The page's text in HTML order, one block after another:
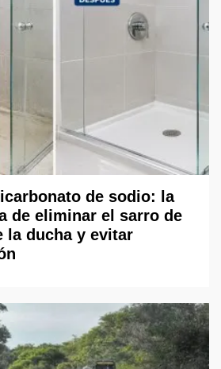
de sodio: la
de eliminar el sarro de
la ducha y evitar